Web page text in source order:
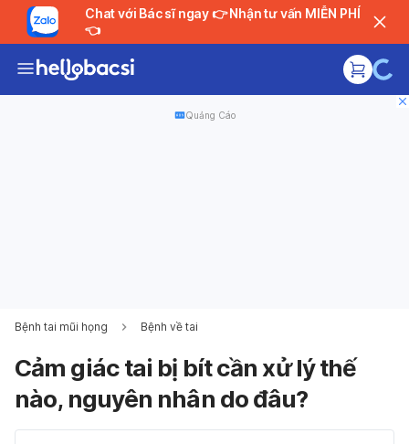
Chat với Bác sĩ ngay 👉 Nhận tư vấn MIỄN PHÍ
👈
Quảng Cáo
Bệnh tai mũi họng Bệnh về tai
Cảm giác tai bị bít cần xử lý thế
nào, nguyên nhân do đâu?